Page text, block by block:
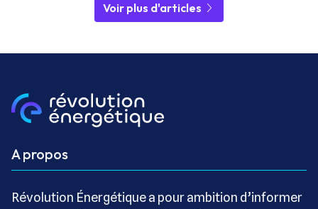
Voir plus d'articles
A propos
Révolution Énergétique a pour ambition d’informer